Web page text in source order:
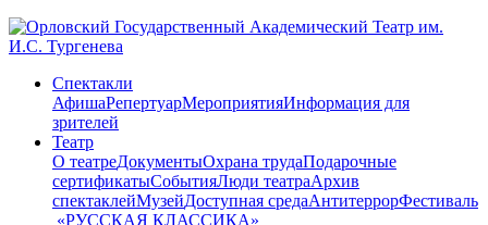
Спектакли
АфишаРепертуарМероприятияИнформация для
зрителей
Театр
О театреДокументыОхрана трудаПодарочные
сертификатыСобытияЛюди театраАрхив
спектаклейМузейДоступная средаАнтитеррорФестиваль
​ «РУССКАЯ КЛАССИКА»